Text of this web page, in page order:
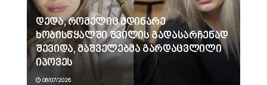
დედა, რომელიც მდინარე
ხობისწყალში შვილის გადასარჩენად
შევიდა, მაშველებმა გარდაცვლილი
იპოვეს
08/07/2026